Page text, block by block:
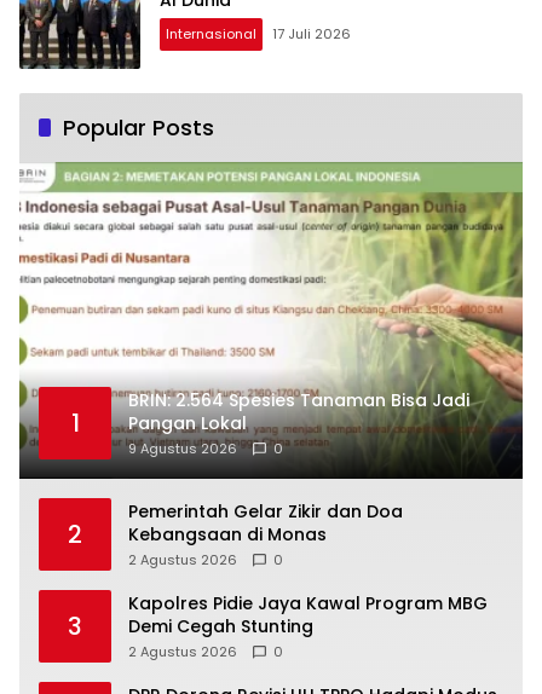
Internasional 17 Juli 2026
Popular Posts
1
BRIN: 2.564 Spesies Tanaman Bisa Jadi
Pangan Lokal
9 Agustus 2026 0
2
Pemerintah Gelar Zikir dan Doa
Kebangsaan di Monas
2 Agustus 2026 0
3
Kapolres Pidie Jaya Kawal Program MBG
Demi Cegah Stunting
2 Agustus 2026 0